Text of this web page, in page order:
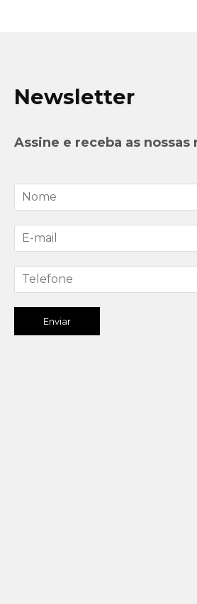
Newsletter
Assine e receba as nossas
Enviar